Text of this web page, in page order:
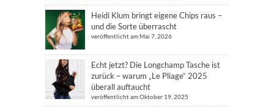
Heidi Klum bringt eigene Chips raus –
und die Sorte überrascht
veröffentlicht am Mai 7, 2026
Echt jetzt? Die Longchamp Tasche ist
zurück – warum „Le Pliage“ 2025
überall auftaucht
veröffentlicht am Oktober 19, 2025